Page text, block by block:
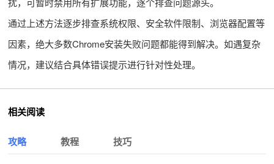
通过上述方法逐步排查系统权限、安全软件限制、浏览器配置等
因素，绝大多数Chrome安装失败问题都能得到解决。如遇复杂
情况，建议结合具体错误提示进行针对性处理。
相关阅读
攻略 教程 技巧